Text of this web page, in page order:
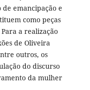
emancipação e
como peças
a realização
de Oliveira
outros, os
do discurso
da mulher